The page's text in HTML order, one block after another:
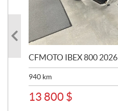
CFMOTO IBEX 800 2026
940 km
13 800 $